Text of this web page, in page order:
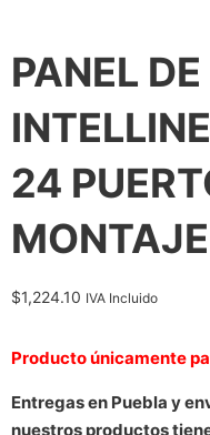
PANEL
24
$1,224.10 IVA Incluido
Producto únicamente
Entregas en Puebla y
nuestros productos